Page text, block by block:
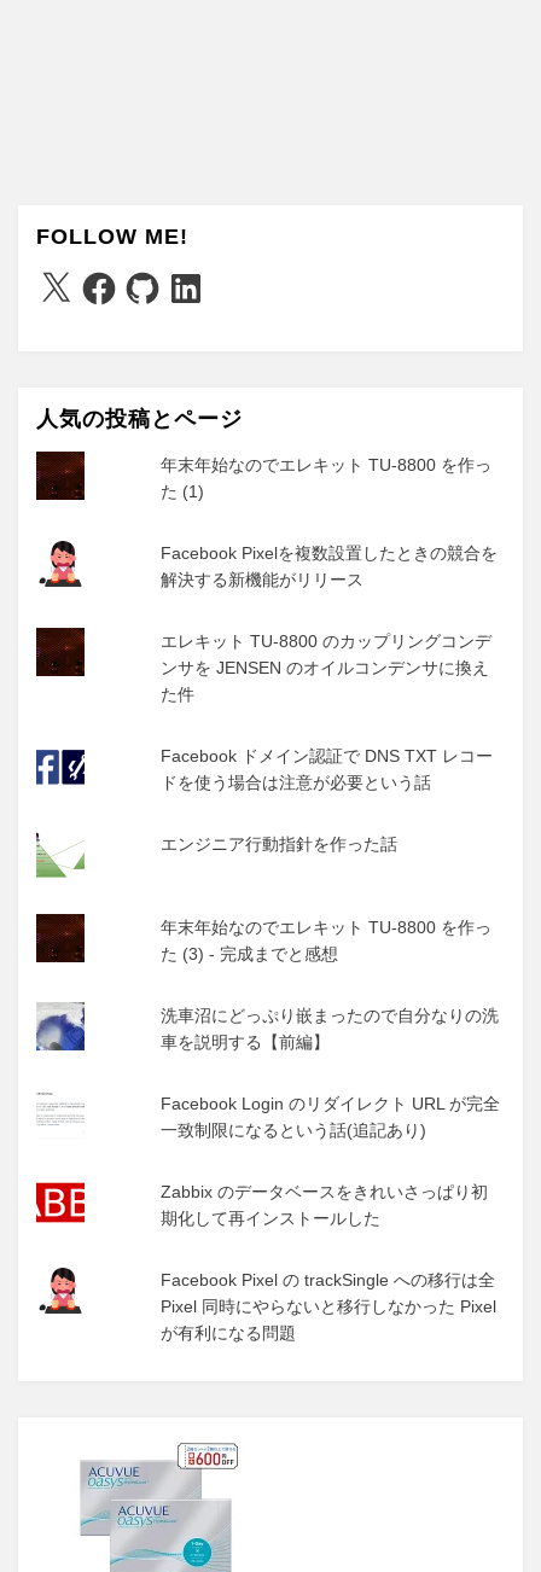
FOLLOW ME!
X Facebook
GitHubLinkedIn
人気の投稿とページ
年末年始なのでエレキット TU-8800 を作っ
た (1)
Facebook Pixelを複数設置したときの競合を
解決する新機能がリリース
エレキット TU-8800 のカップリングコンデ
ンサを JENSEN のオイルコンデンサに換え
た件
Facebook ドメイン認証で DNS TXT レコー
ドを使う場合は注意が必要という話
エンジニア行動指針を作った話
年末年始なのでエレキット TU-8800 を作っ
た (3) - 完成までと感想
洗車沼にどっぷり嵌まったので自分なりの洗
車を説明する【前編】
Facebook Login のリダイレクト URL が完全
一致制限になるという話(追記あり)
Zabbix のデータベースをきれいさっぱり初
期化して再インストールした
Facebook Pixel の trackSingle への移行は全
Pixel 同時にやらないと移行しなかった Pixel
が有利になる問題